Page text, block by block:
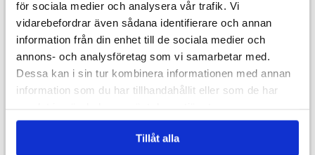
för sociala medier och analysera vår trafik. Vi
vidarebefordrar även sådana identifierare och annan
information från din enhet till de sociala medier och
annons- och analysföretag som vi samarbetar med.
Dessa kan i sin tur kombinera informationen med annan
information som du har tillhandahållit eller som de har
Tillåt alla
Material: Plast
Diameter: ca 9 cm
Motiv: Orange med spöke, spindel & fladdermus
Säljes styckevis
Halloweenkänsla! 🎃👻